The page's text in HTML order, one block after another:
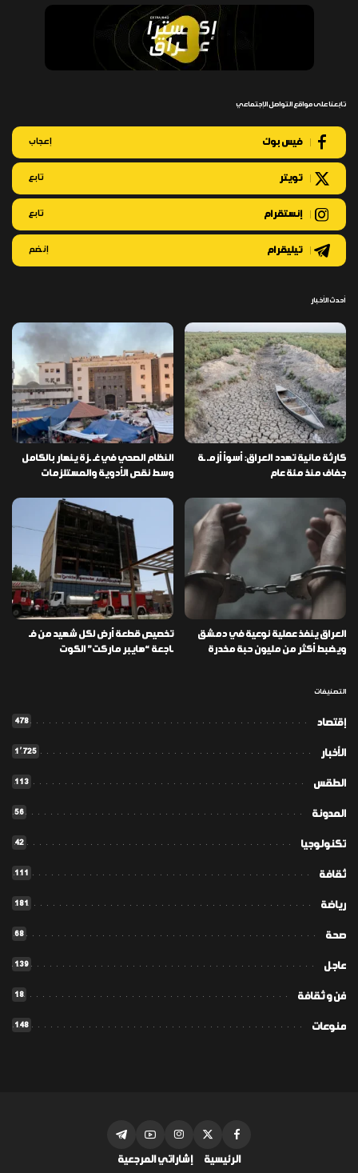
تابعنا على مواقع التواصل الإجتماعي
فيس بوك إعجاب
تويتر تابع
إنستقرام تابع
تيليقرام إنضم
أحدث الأخبار
كارثة مائية تهدد العراق: أسوأ أزمـ ـة
جفاف منذ مئة عام
النظام الصحي في غـ ـزة ينهار بالكامل
وسط نقص الأدوية والمستلزمات
العراق ينفذ عملية نوعية في دمشق
ويضبط أكثر من مليون حبة مخدرة
تخصيص قطعة أرض لكل شهيد من فـ
ـاجعة “هايبر ماركت” الكوت
التصنيفات
إقتصاد 478
الأخبار 1٬725
الطقس 113
المدونة 56
تكنولوجيا 42
ثقافة 111
رياضة 181
صحة 68
عاجل 139
فن و ثقافة 18
منوعات 148
الرئيسية إشاراتي المرجعية